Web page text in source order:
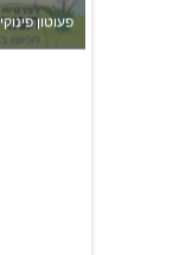
פעוטון